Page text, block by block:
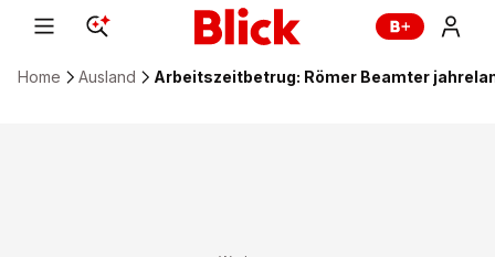
Home Ausland Arbeitszeitbetrug: Römer Beamter